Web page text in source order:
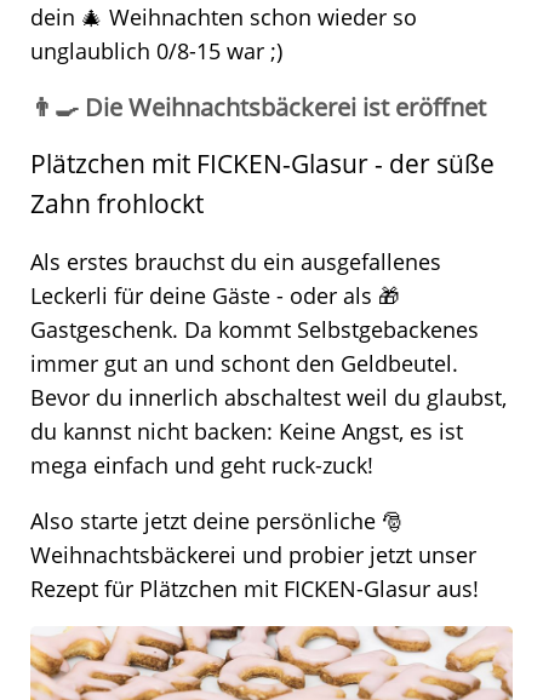
dein 🎄 Weihnachten schon wieder so
unglaublich 0/8-15 war ;)
👨‍🍳 Die Weihnachtsbäckerei ist eröffnet
Plätzchen mit FICKEN-Glasur - der süße
Zahn frohlockt
Als erstes brauchst du ein ausgefallenes
Leckerli für deine Gäste - oder als 🎁
Gastgeschenk. Da kommt Selbstgebackenes
immer gut an und schont den Geldbeutel.
Bevor du innerlich abschaltest weil du glaubst,
du kannst nicht backen: Keine Angst, es ist
mega einfach und geht ruck-zuck!
Also starte jetzt deine persönliche 🎅
Weihnachtsbäckerei und probier jetzt unser
Rezept für Plätzchen mit FICKEN-Glasur aus!